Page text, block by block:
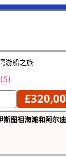
游船之旅
£320,00
斯图祖海滩和阿尔迪